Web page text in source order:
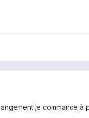
je commance